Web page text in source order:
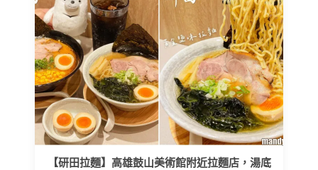
【研田拉麵】高雄鼓山美術館附近拉麵店，湯底